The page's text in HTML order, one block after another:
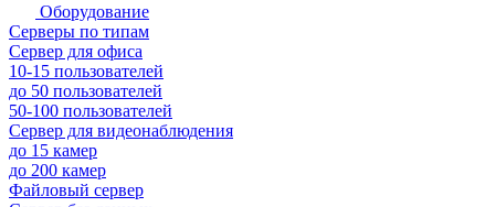
Оборудование
Серверы по типам
Сервер для офиса
10-15 пользователей
до 50 пользователей
50-100 пользователей
Сервер для видеонаблюдения
до 15 камер
до 200 камер
Файловый сервер